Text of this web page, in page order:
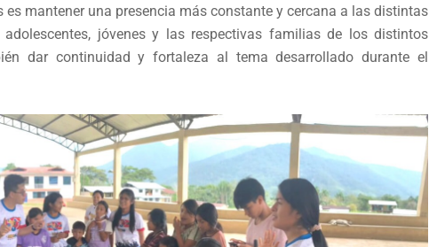
es mantener una presencia más constante y cercana a las distintas
jóvenes y las respectivas familias de los distintos
dar continuidad y fortaleza al tema desarrollado durante el